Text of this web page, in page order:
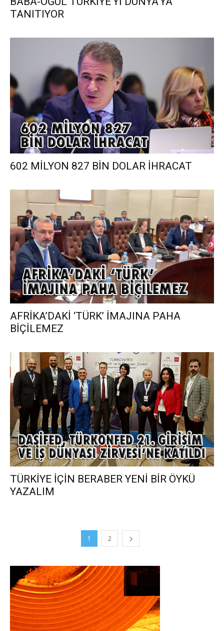
TANITIYOR
602 MİLYON 827 BİN DOLAR İHRACAT
AFRİKA’DAKİ ‘TÜRK’ İMAJINA PAHA
BİÇİLEMEZ
TÜRKİYE İÇİN BERABER YENİ BİR ÖYKÜ
YAZALIM
1 2